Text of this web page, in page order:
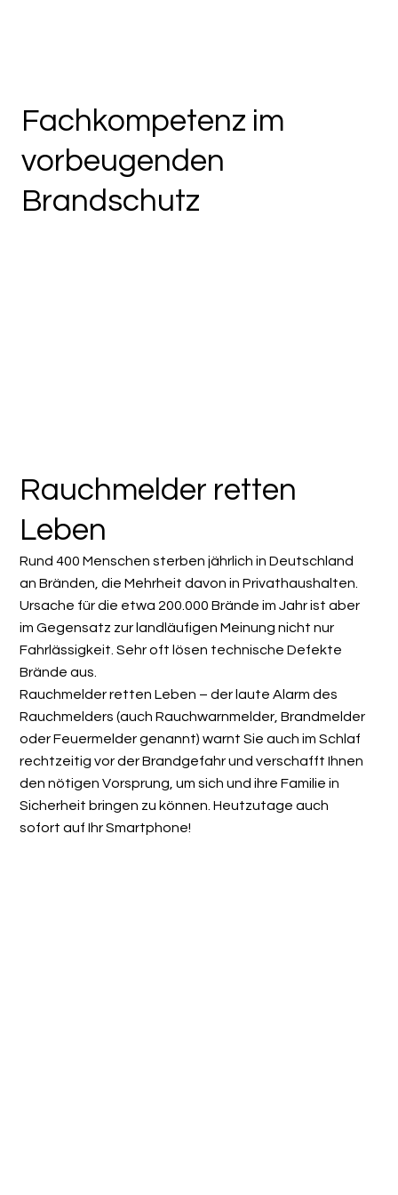
Fachkompetenz im
vorbeugenden
Brandschutz
Rauchmelder retten
Leben
Rund 400 Menschen sterben jährlich in Deutschland
an Bränden, die Mehrheit davon in Privathaushalten.
Ursache für die etwa 200.000 Brände im Jahr ist aber
im Gegensatz zur landläufigen Meinung nicht nur
Fahrlässigkeit. Sehr oft lösen technische Defekte
Brände aus.
Rauchmelder retten Leben – der laute Alarm des
Rauchmelders (auch Rauchwarnmelder, Brandmelder
oder Feuermelder genannt) warnt Sie auch im Schlaf
rechtzeitig vor der Brandgefahr und verschafft Ihnen
den nötigen Vorsprung, um sich und ihre Familie in
Sicherheit bringen zu können. Heutzutage auch
sofort auf Ihr Smartphone!